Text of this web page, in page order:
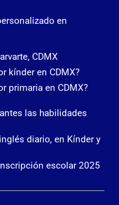
en
CDMX
kínder en CDMX?
primaria en CDMX?
las habilidades
diario, en Kínder y
escolar 2025